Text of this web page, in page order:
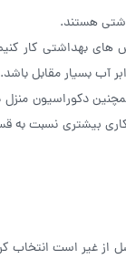
هستند.
های بهداشتی کار
آب بسیار مقابل باشد.
دکوراسیون منزل
بیشتری نسبت به
غیر است انتخاب